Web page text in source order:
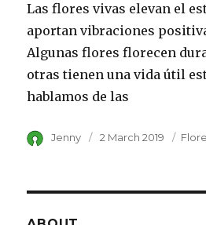
Las flores vivas elevan el
aportan vibraciones
Algunas flores florecen
otras tienen una vida útil
hablamos de las
Author
Jenny
Posted
2 March 2019